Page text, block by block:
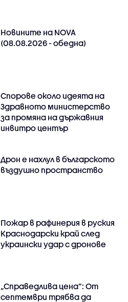
Новините на NOVA
(08.08.2026 - обедна)
Спорове около идеята на
Здравното министерство
за промяна на държавния
инвитро център
Дрон е нахлул в българското
въздушно пространство
Пожар в рафинерия в руския
Краснодарски край след
украински удар с дронове
„Справедлива цена“: От
септември трябва да